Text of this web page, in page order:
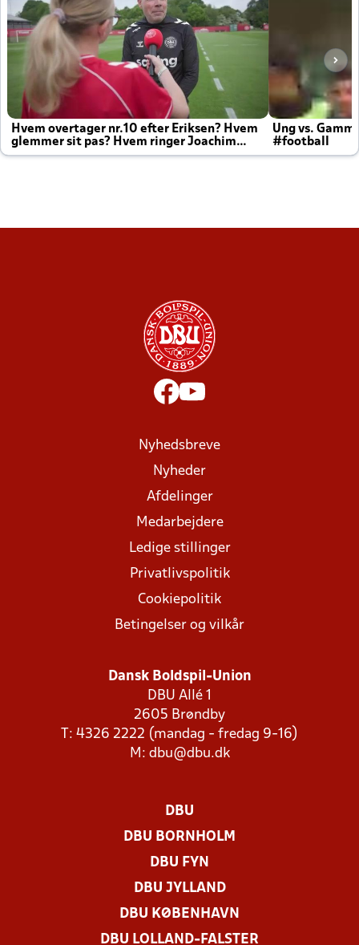
Hvem overtager nr.10 efter Eriksen? Hvem
glemmer sit pas? Hvem ringer Joachim
altid til efter kampe?
Ung vs.
#football
Nyhedsbreve
Nyheder
Afdelinger
Medarbejdere
Ledige stillinger
Privatlivspolitik
Cookiepolitik
Betingelser og vilkår
Dansk Boldspil-Union
DBU Allé 1
2605 Brøndby
T: 4326 2222 (mandag - fredag 9-16)
M: dbu@dbu.dk
DBU
DBU BORNHOLM
DBU FYN
DBU JYLLAND
DBU KØBENHAVN
DBU LOLLAND-FALSTER